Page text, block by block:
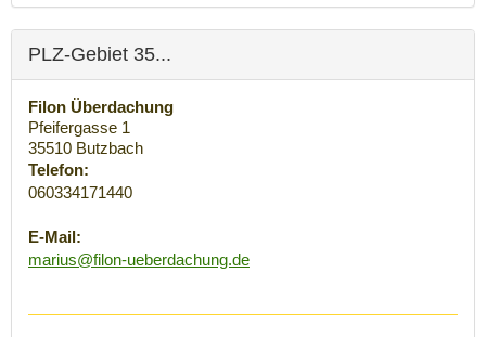
PLZ-Gebiet 35...
Filon Überdachung
Pfeifergasse 1
35510 Butzbach
Telefon:
060334171440
E-Mail:
marius@filon-ueberdachung.de